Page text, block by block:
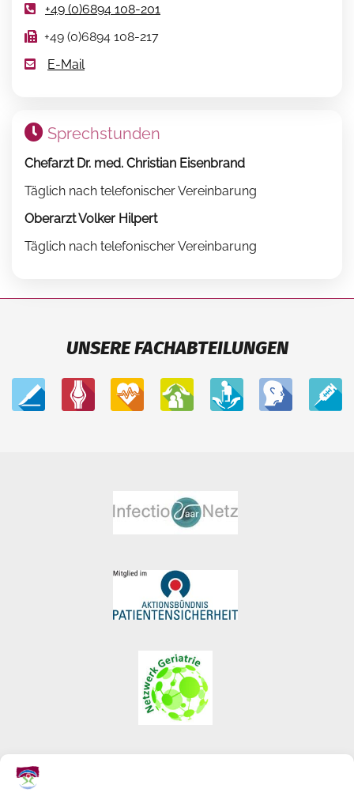
+49 (0)6894 108-201
+49 (0)6894 108-217
E-Mail
Sprechstunden
Chefarzt Dr. med. Christian Eisenbrand
Täglich nach telefonischer Vereinbarung
Oberarzt Volker Hilpert
Täglich nach telefonischer Vereinbarung
UNSERE FACHABTEILUNGEN